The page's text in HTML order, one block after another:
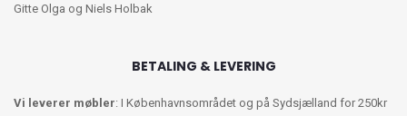
Gitte Olga og Niels Holbak
BETALING & LEVERING
Vi leverer møbler: I Københavnsområdet og på Sydsjælland for 250kr